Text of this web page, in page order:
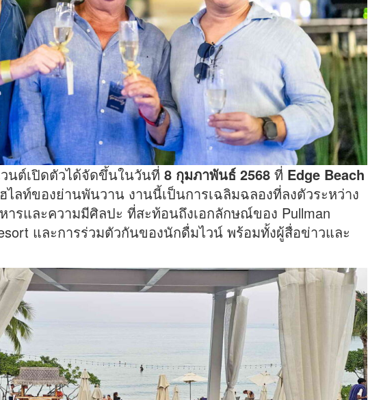
วนต์เปิดตัวได้จัดขึ้นในวันที่ 8 กุมภาพันธ์ 2568 ที่ Edge Beach
ไลท์ของย่านพันวาน งานนี้เป็นการเฉลิมฉลองที่ลงตัวระหว่าง
ารและความมีศิลปะ ที่สะท้อนถึงเอกลักษณ์ของ Pullman
และการร่วมตัวกันของนักดื่มไวน์ พร้อมทั้งผู้สื่อข่าวและ